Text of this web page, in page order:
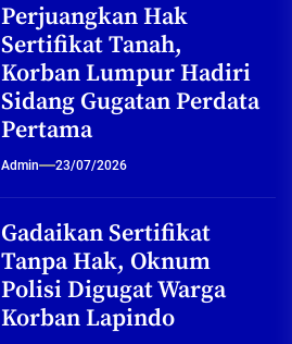
Perjuangkan Hak
Sertifikat Tanah,
Korban Lumpur Hadiri
Sidang Gugatan Perdata
Pertama
Admin 23/07/2026
Gadaikan Sertifikat
Tanpa Hak, Oknum
Polisi Digugat Warga
Korban Lapindo